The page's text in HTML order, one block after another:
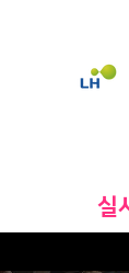
실